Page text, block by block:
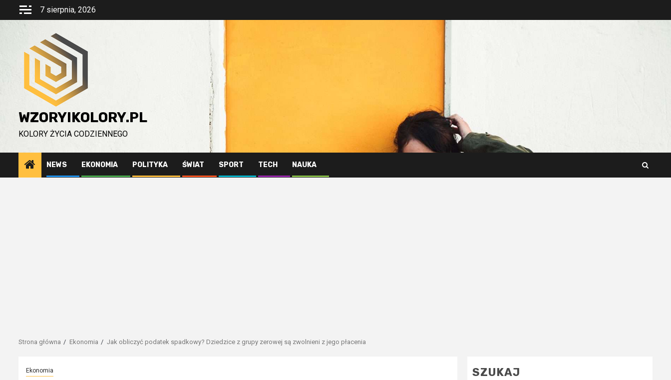
Przejdź
7 sierpnia, 2026
WZORYIKOLORY.PL
KOLORY ŻYCIA CODZIENNEGO
NEWS EKONOMIA POLITYKA ŚWIAT SPORT TECH NAUKA
Strona główna Ekonomia Jak obliczyć podatek spadkowy? Dziedzice z grupy zerowej są zwolnieni z jego płacenia
Ekonomia SZUKAJ